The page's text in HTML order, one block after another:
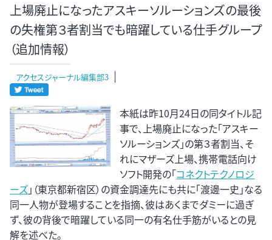
上場廃止になったアスキーソルーションズの最後
の失権第３者割当でも暗躍している仕手グループ
（追加情報）
アクセスジャーナル編集部3
本紙は昨10月24日の同タイトル記
事で、上場廃止になった「アスキー
ソルーションズ」の第３者割当、そ
れにマザーズ上場、携帯電話向け
ソフト開発の「コネクトテクノロジ
ーズ」（東京都新宿区）の資金調達先にも共に「渡邊一史」なる
同一人物が登場することを指摘、彼はあくまでダミーに過ぎ
ず、彼の背後で暗躍している同一の有名仕手筋がいるとの見
解を述べた。